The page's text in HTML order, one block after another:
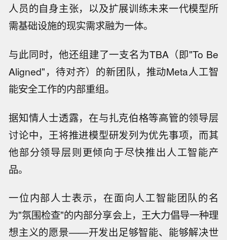
人员的自身主张，以及扩展训练未来一代模型所
需基础设施的现实需求融为一体。
与此同时，他还组建了一支名为TBA（即"To Be
Aligned"，待对齐）的新团队，推动Meta人工智
能安全工作的内部重组。
据知情人士透露，在与扎克伯格等高管的领导层
讨论中，王将推进模型研发列为优先事项，而其
他部分领导层则更倾向于尽快推出人工智能产
品。
一位内部人士表示，在面向人工智能团队的名
为"氛围检查"的内部分享会上，王大力倡导一种理
想主义的愿景——开发出足够智能、能够解决世